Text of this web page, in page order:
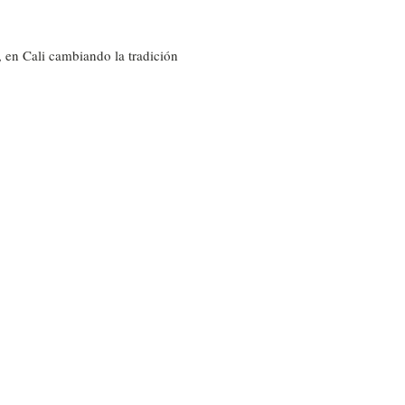
en Cali cambiando la tradición